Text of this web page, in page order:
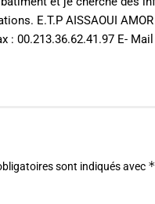
E.T.P AISSAOUI
: 00.213.36.62.41.97 E- Mail
sont indiqués avec *